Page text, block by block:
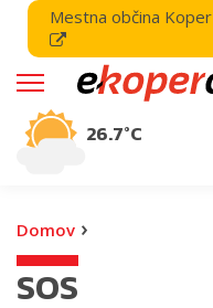
Mestna občina Koper
26.7°C
Domov ›
SOS